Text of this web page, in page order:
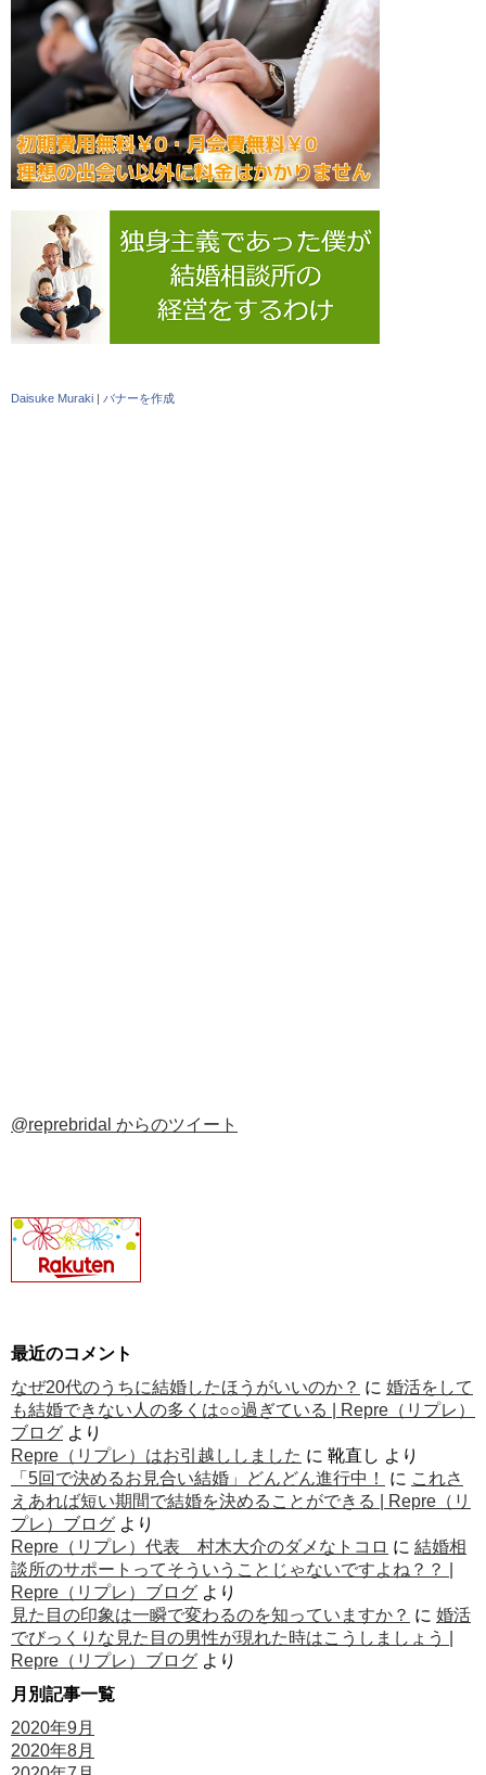
Daisuke Muraki | バナーを作成
@reprebridal からのツイート
最近のコメント
なぜ20代のうちに結婚したほうがいいのか？ に 婚活をして
も結婚できない人の多くは○○過ぎている | Repre（リプレ）
ブログ より
Repre（リプレ）はお引越ししました に 靴直し より
「5回で決めるお見合い結婚」どんどん進行中！
に これさ
えあれば短い期間で結婚を決めることができる | Repre（リ
プレ）ブログ より
Repre（リプレ）代表 村木大介のダメなトコロ に 結婚相
談所のサポートってそういうことじゃないですよね？？ |
Repre（リプレ）ブログ より
見た目の印象は一瞬で変わるのを知っていますか？ に 婚活
でびっくりな見た目の男性が現れた時はこうしましょう |
Repre（リプレ）ブログ より
月別記事一覧
2020年9月
2020年8月